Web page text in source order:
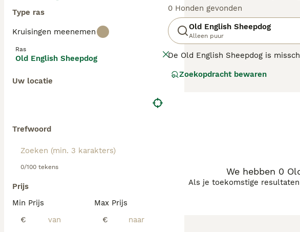
Type ras
Kruisingen meenemen
Ras
Old English Sheepdog
Uw locatie
Trefwoord
0/100 tekens
Prijs
Min Prijs
€
Max Prijs
€
0 Honden gevonden
Old English Sheepdog
Alleen puur
De Old English Sheepdog is
loyaal, vriendelijk en aanhankelijk.
Zoekopdracht bewaren
We hebben 0
Als je toekomstige